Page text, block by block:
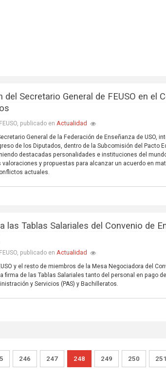
del Secretario General de FEUSO en el
publicado enActualidad
General de la Federación de Enseñanza de USO,
de los Diputados, dentro de la Subcomisión del Pacto
destacadas personalidades e instituciones del
valoraciones y propuestas para alcanzar un acuerdo en
actuales.
las Tablas Salariales del Convenio de
publicado enActualidad
y el resto de miembros de la Mesa Negociadora del
firma de las Tablas Salariales tanto del personal en pago
y Servicios (PAS) y Bachilleratos.
246 247 248 249 250 251